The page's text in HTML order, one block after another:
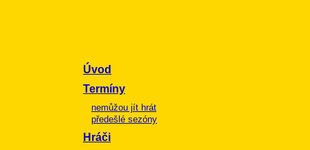
Úvod
Termíny
nemůžou jít hrát
předešlé sezóny
Hráči